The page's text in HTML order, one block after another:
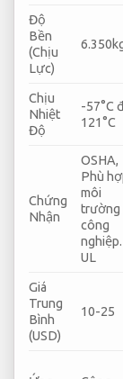
Độ
Bền
(Chịu
Lực)
Chịu
Nhiệt
Độ
-57°C
121°C
Chứng
Nhận
OSHA,
Phù
môi
trường
công
nghiệp.
UL
Giá
Trung
Bình
(USD)
10-25